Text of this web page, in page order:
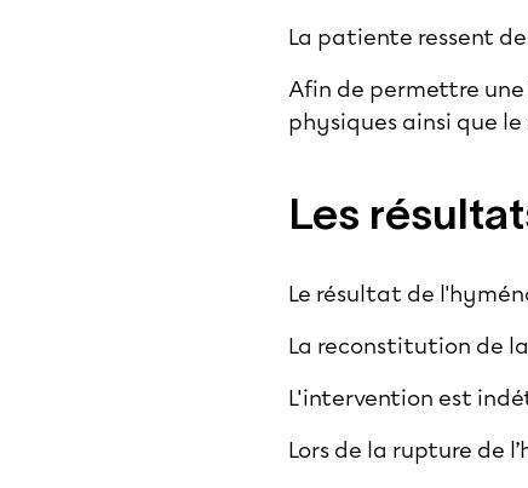
La patiente ressent
Afin de permettre
physiques ainsi que
Les
Le résultat de
La reconstitution de
L'intervention est
Lors de la rupture de